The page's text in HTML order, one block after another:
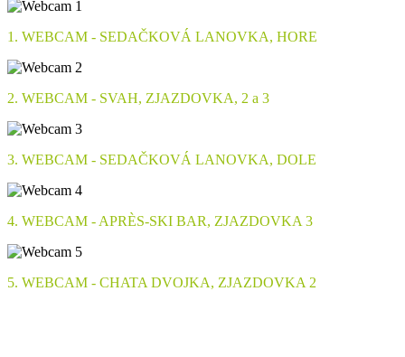
1. WEBCAM - SEDAČKOVÁ LANOVKA, HORE
2. WEBCAM - SVAH, ZJAZDOVKA, 2 a 3
3. WEBCAM - SEDAČKOVÁ LANOVKA, DOLE
4. WEBCAM - APRÈS-SKI BAR, ZJAZDOVKA 3
5. WEBCAM - CHATA DVOJKA, ZJAZDOVKA 2